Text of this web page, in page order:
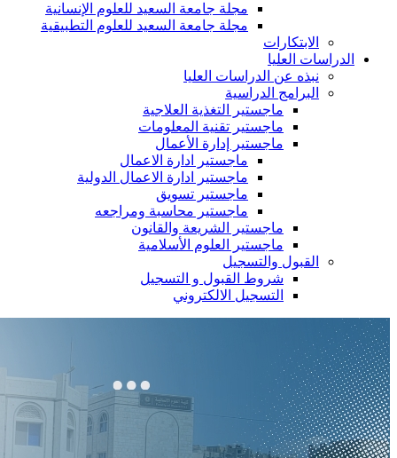
مجلة جامعة السعيد للعلوم الإنسانية
مجلة جامعة السعيد للعلوم التطبيقية
الابتكارات
الدراسات العليا
نبذه عن الدراسات العليا
البرامج الدراسية
ماجستير التغذية العلاجية
ماجستير تقنية المعلومات
ماجستير إدارة الأعمال
ماجستير ادارة الاعمال
ماجستير ادارة الاعمال الدولية
ماجستير تسويق
ماجستير محاسبة ومراجعه
ماجستير الشريعة والقانون
ماجستير العلوم الأسلامية
القبول والتسجيل
شروط القبول و التسجيل
التسجيل الالكتروني